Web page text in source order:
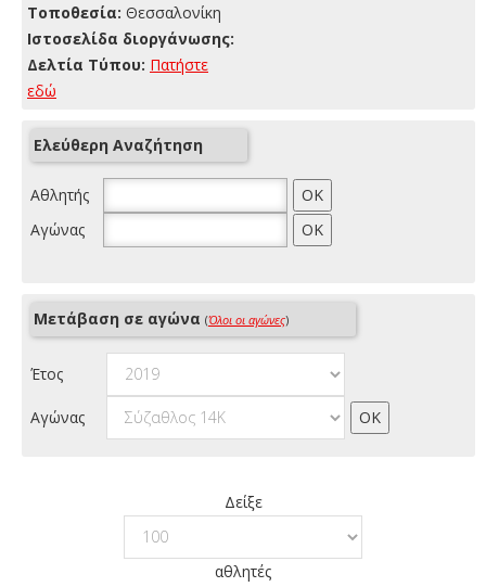
Τοποθεσία: Θεσσαλονίκη
Ιστοσελίδα διοργάνωσης:
Δελτία Τύπου: Πατήστε
εδώ
Ελεύθερη Αναζήτηση
Αθλητής
Αγώνας
Μετάβαση σε αγώνα (Όλοι οι αγώνες)
Έτος
Αγώνας
Δείξε
αθλητές